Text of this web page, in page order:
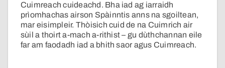
Cuimreach cuideachd. Bha iad ag iarraidh
prìomhachas airson Spàinntis anns na sgoiltean,
mar eisimpleir. Thòisich cuid de na Cuimrich air
sùil a thoirt a-mach a-rithist – gu dùthchannan eile
far am faodadh iad a bhith saor agus Cuimreach.